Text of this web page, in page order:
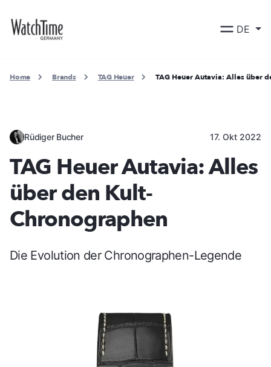
DE
Home Brands TAG Heuer TAG Heuer Autavia: Alles über
Rüdiger Bucher 17. Okt 2022
TAG Heuer Autavia: Alles
über den Kult-
Chronographen
Die Evolution der Chronographen-Legende